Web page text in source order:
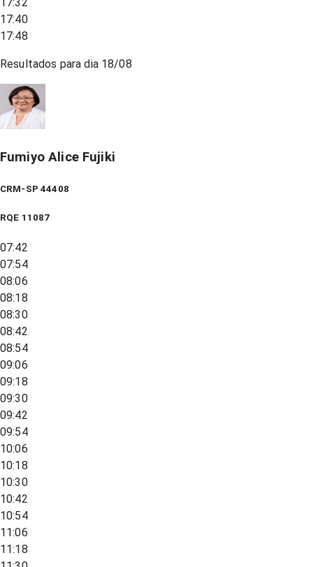
17:40
17:48
Resultados para dia 18/08
Fumiyo Alice Fujiki
CRM-SP 44408
RQE 11087
07:42
07:54
08:06
08:18
08:30
08:42
08:54
09:06
09:18
09:30
09:42
09:54
10:06
10:18
10:30
10:42
10:54
11:06
11:18